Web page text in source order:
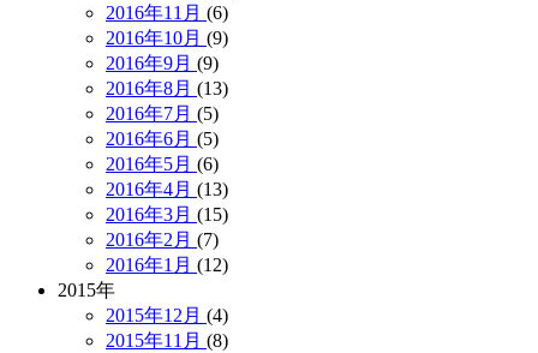
2016年11月 (6)
2016年10月 (9)
2016年9月 (9)
2016年8月 (13)
2016年7月 (5)
2016年6月 (5)
2016年5月 (6)
2016年4月 (13)
2016年3月 (15)
2016年2月 (7)
2016年1月 (12)
2015年
2015年12月 (4)
2015年11月 (8)